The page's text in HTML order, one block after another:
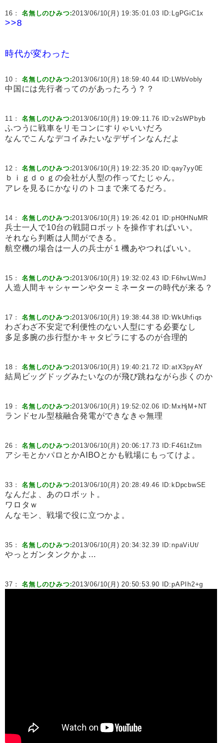
16：名無しのひみつ:2013/06/10(月) 19:35:01.03 ID: LgPGiC1x
>>8
時代が変わった
10：名無しのひみつ:2013/06/10(月) 18:59:40.44 ID: LWbVobly
中国には先行者ってのがあったろう？？
11：名無しのひみつ:2013/06/10(月) 19:09:11.76 ID:v2sWPbyb
ふつうに戦車をリモコンにすりゃいいだろ
なんでこんなデコイみたいなデザインなんだよ
12：名無しのひみつ:2013/06/10(月) 19:22:35.20 ID:qay7yy0E
ｂｉｇｄｏｇの会社が人型の作ってたじゃん。
アレを見るにかなりのトコまで来てるだろ。
14：名無しのひみつ:2013/06/10(月) 19:26:42.01 ID:pH0HNuMR
兵士一人で10台の戦闘ロボットを操作すればいい。
それなら判断は人間ができる。
航空機の場合は一人の兵士が１機あやつればいい。
15：名無しのひみつ:2013/06/10(月) 19:32:02.43 ID: F6hvLWmJ
人造人間キャシャーンやターミネーターの時代が来る？
17：名無しのひみつ:2013/06/10(月) 19:38:44.38 ID:WkUhfiqs
わざわざ不安定で利便性のない人型にする必要なし
多足多腕の歩行型かキャタピラにするのが合理的
18：名無しのひみつ:2013/06/10(月) 19:40:21.72 ID:atX3pyAY
結局ビッグドッグみたいなのが飛び跳ねながら歩くのか
19：名無しのひみつ:2013/06/10(月) 19:52:02.06 ID: MxHjM+NT
ランドセル型核融合発電ができなきゃ無理
26：名無しのひみつ:2013/06/10(月) 20:06:17.73 ID: F461tZtm
アシモとかパロとかAIBOとかも戦場にもってけよ。
33：名無しのひみつ:2013/06/10(月) 20:28:49.46 ID: kDpcbwSE
なんだよ、あのロボット。
ワロタｗ
んなモン、戦場で役に立つかよ。
35：名無しのひみつ:2013/06/10(月) 20:34:32.39 ID:npaViUt/
やっとガンタンクかよ…
37：名無しのひみつ:2013/06/10(月) 20:50:53.90 ID:pAPIh2+g